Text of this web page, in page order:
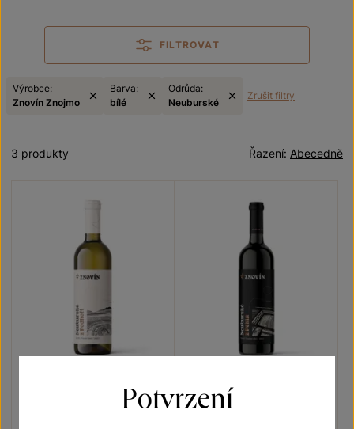
FILTROVAT
Výrobce:
Znovín Znojmo
Barva:
bílé
Odrůda:
Neuburské
Zrušit filtry
Abecedně
Řazení:
3 produkty
Terroir - toulky vinicemi
Neuburské
Naše klenoty
Potvrzení